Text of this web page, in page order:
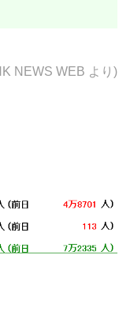
NEWS WEB より)